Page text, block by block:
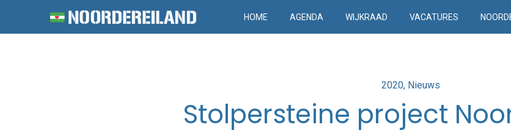
HOME AGENDA WIJKRAAD VACATURES
Posted
2020 Nieuws
Stolpersteine project